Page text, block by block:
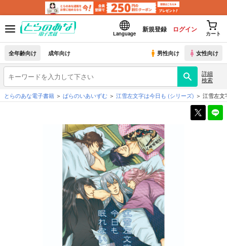
Language
新規登録 ログイン
カート
全年齢向け 成年向け 男性向け 女性向け
詳細
検索
とらのあな電子書籍
ぱらのいあいずむ 江雪左文字は今日も (シリーズ) 江雪左文